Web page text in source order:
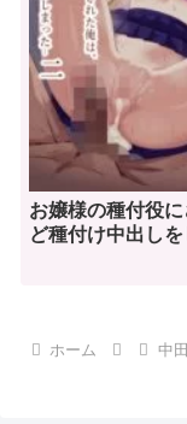
お嬢様の種付役
ど種付け中出し
ホーム 中